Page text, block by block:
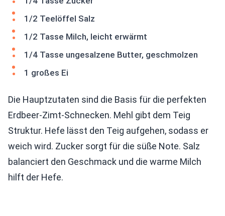
1/2 Teelöffel Salz
1/2 Tasse Milch, leicht erwärmt
1/4 Tasse ungesalzene Butter, geschmolzen
1 großes Ei
Die Hauptzutaten sind die Basis für die perfekten
Erdbeer-Zimt-Schnecken. Mehl gibt dem Teig
Struktur. Hefe lässt den Teig aufgehen, sodass er
weich wird. Zucker sorgt für die süße Note. Salz
balanciert den Geschmack und die warme Milch
hilft der Hefe.